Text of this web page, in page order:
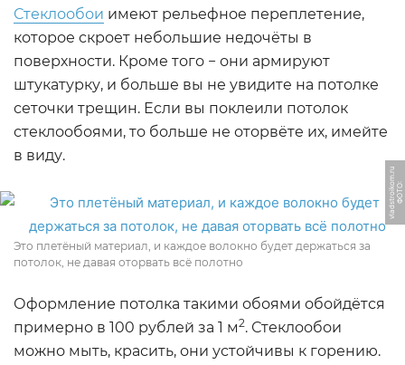
Стеклообои имеют рельефное переплетение,
которое скроет небольшие недочёты в
поверхности. Кроме того − они армируют
штукатурку, и больше вы не увидите на потолке
сеточки трещин. Если вы поклеили потолок
стеклообоями, то больше не оторвёте их, имейте
в виду.
Ф
О
Т
О:
vl
a
d
s
t
r
oi
k
o
m.
r
u
Это плетёный материал, и каждое волокно будет держаться за
потолок, не давая оторвать всё полотно
Оформление потолка такими обоями обойдётся
примерно в 100 рублей за 1 м2. Стеклообои
можно мыть, красить, они устойчивы к горению.